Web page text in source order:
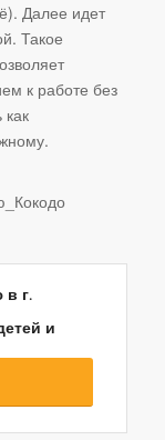
Далее идет
Такое
к работе без
г.
и